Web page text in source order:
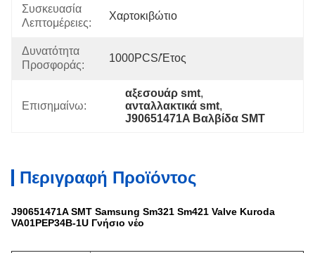
Συσκευασία
Λεπτομέρειες:
Χαρτοκιβώτιο
Δυνατότητα
Προσφοράς:
1000PCS/έτος
Επισημαίνω:
αξεσουάρ smt,
ανταλλακτικά smt,
J90651471A Βαλβίδα SMT
Περιγραφή Προϊόντος
J90651471A SMT Samsung Sm321 Sm421 Valve Kuroda
VA01PEP34B-1U Γνήσιο νέο